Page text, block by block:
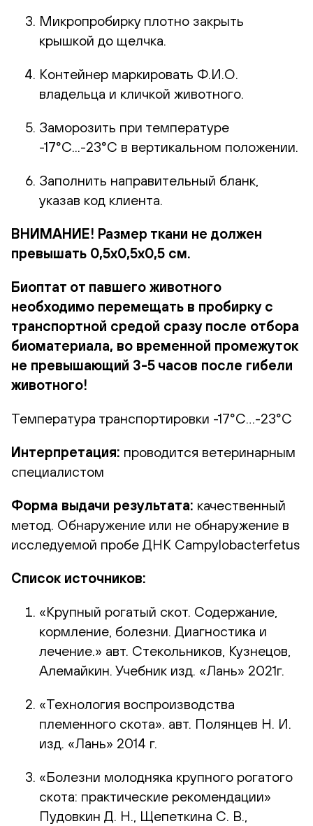
Микропробирку плотно закрыть
крышкой до щелчка.
Контейнер маркировать Ф.И.О.
владельца и кличкой животного.
Заморозить при температуре
-17°С...-23°С в вертикальном положении.
Заполнить направительный бланк,
указав код клиента.
ВНИМАНИЕ! Размер ткани не должен
превышать 0,5х0,5х0,5 см.
Биоптат от павшего животного
необходимо перемещать в пробирку с
транспортной средой сразу после отбора
биоматериала, во временной промежуток
не превышающий 3-5 часов после гибели
животного!
Температура транспортировки -17°С…-23°С
Интерпретация: проводится ветеринарным
специалистом
Форма выдачи результата: качественный
метод. Обнаружение или не обнаружение в
исследуемой пробе ДНК Campylobacterfetus
Список источников:
«Крупный рогатый скот. Содержание,
кормление, болезни. Диагностика и
лечение.» авт. Стекольников, Кузнецов,
Алемайкин. Учебник изд. «Лань» 2021г.
«Технология воспроизводства
племенного скота». авт. Полянцев Н. И.
изд. «Лань» 2014 г.
«Болезни молодняка крупного рогатого
скота: практические рекомендации»
Пудовкин Д. Н., Щепеткина С. В.,